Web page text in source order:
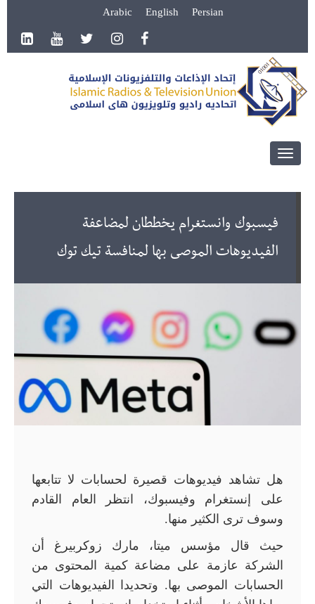
Arabic English Persian
Toggle
فيسبوك وانستغرام يخططان لمضاعفة
الفيديوهات الموصى بها لمنافسة تيك توك
هل تشاهد فيديوهات قصيرة لحسابات لا تتابعها
على إنستغرام وفيسبوك، انتظر العام القادم
وسوف ترى الكثير منها.
حيث قال مؤسس ميتا، مارك زوكربيرغ أن
الشركة عازمة على مضاعة كمية المحتوى من
الحسابات الموصى بها. وتحديدا الفيديوهات التي